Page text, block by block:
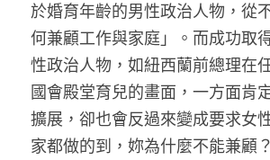
於婚育年齡的男性政治人物，從
何兼顧工作與家庭」。而成功取
性政治人物，如紐西蘭前總理在
國會殿堂育兒的畫面，一方面肯
擴展，卻也會反過來變成要求女
家都做的到，妳為什麼不能兼顧